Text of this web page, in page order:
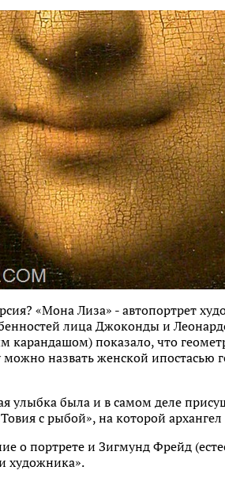
«Мона Лиза» - автопортрет
лица Джоконды и
карандашом) показало, что
назвать женской ипостасью
улыбка была и в самом деле
с рыбой», на которой
о портрете и Зигмунд Фрейд
художника».